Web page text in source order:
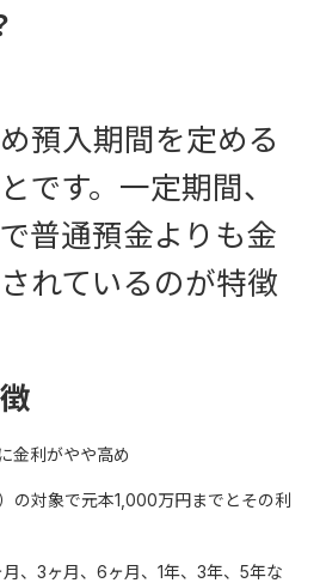
預入期間を定める
です。一定期間、
普通預金よりも金
れているのが特徴
金利がやや高め
の対象で元本1,000万円までとその利
、3ヶ月、6ヶ月、1年、3年、5年な